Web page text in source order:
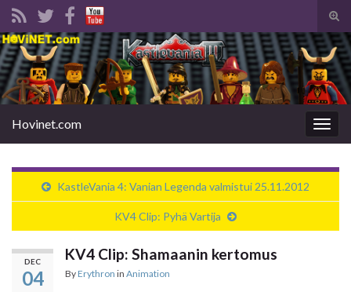
Search for:
Hovinet.com
KastleVania 4: Vanian Legenda valmistui 25.11.2012
KV4 Clip: Pyhä Vartija
DEC
04
KV4 Clip: Shamaanin kertomus
ByErythron in Animation